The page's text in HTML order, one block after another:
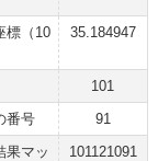
標（10
35.184947
101
番号
91
果マッ
101121091